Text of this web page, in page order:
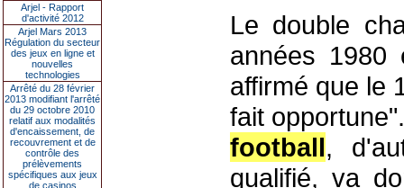
Arjel - Rapport
d'activité 2012
Arjel Mars 2013
Régulation du secteur
des jeux en ligne et
nouvelles
technologies
Arrêté du 28 février
2013 modifiant l'arrêté
du 29 octobre 2010
relatif aux modalités
d'encaissement, de
recouvrement et de
contrôle des
prélèvements
spécifiques aux jeux
de casinos
Le double
années 1980
affirmé que le
fait
football,
qualifié, va